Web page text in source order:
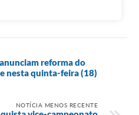
reforma do
nesta quinta-feira (18)
NOTÍCIA MENOS RECENTE